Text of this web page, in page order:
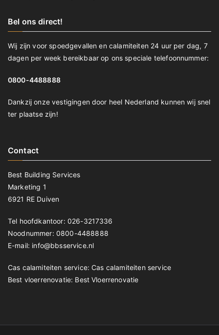
Bel ons direct!
Wij zijn voor spoedgevallen en calamiteiten 24 uur per dag, 7
dagen per week bereikbaar op ons speciale telefoonnummer:
0800-4488888
Dankzij onze vestigingen door heel Nederland kunnen wij snel
ter plaatse zijn!
Contact
Best Building Services
Marketing 1
6921 RE Duiven
Tel hoofdkantoor: 026-3217336
Noodnummer: 0800-4488888
E-mail: info@bbsservice.nl
Cas calamiteiten service: Cas calamiteiten service
Best vloerrenovatie: Best Vloerrenovatie